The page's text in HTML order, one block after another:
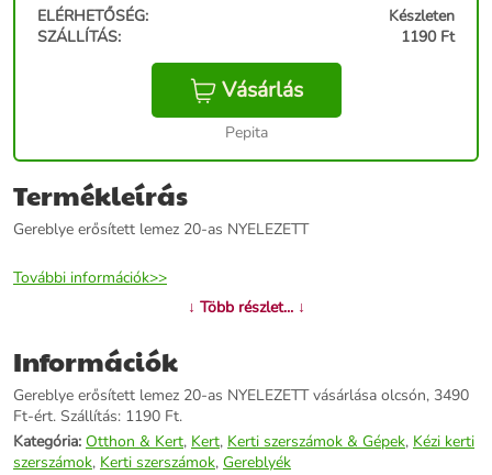
ELÉRHETŐSÉG:
Készleten
SZÁLLÍTÁS:
1190 Ft
Vásárlás
Pepita
Termékleírás
Gereblye erősített lemez 20-as NYELEZETT
További információk>>
↓ Több részlet... ↓
Információk
Gereblye erősített lemez 20-as NYELEZETT vásárlása olcsón, 3490
Ft-ért. Szállítás: 1190 Ft.
Kategória: Otthon & Kert, Kert, Kerti szerszámok & Gépek, Kézi kerti
szerszámok, Kerti szerszámok, Gereblyék